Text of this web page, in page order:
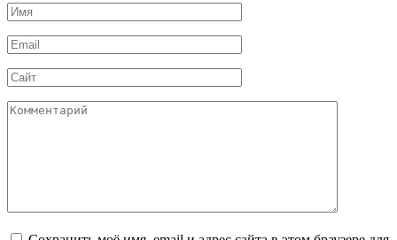
Имя
*
Email
*
Сайт
Комментарий